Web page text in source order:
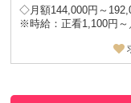
◇月額144,000円～
※時給：正看1,100円～